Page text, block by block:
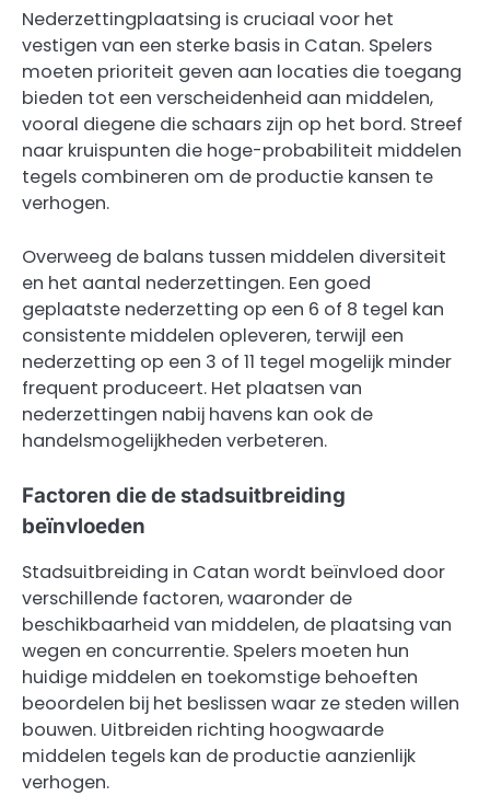
Nederzettingplaatsing is cruciaal voor het
vestigen van een sterke basis in Catan. Spelers
moeten prioriteit geven aan locaties die toegang
bieden tot een verscheidenheid aan middelen,
vooral diegene die schaars zijn op het bord. Streef
naar kruispunten die hoge-probabiliteit middelen
tegels combineren om de productie kansen te
verhogen.
Overweeg de balans tussen middelen diversiteit
en het aantal nederzettingen. Een goed
geplaatste nederzetting op een 6 of 8 tegel kan
consistente middelen opleveren, terwijl een
nederzetting op een 3 of 11 tegel mogelijk minder
frequent produceert. Het plaatsen van
nederzettingen nabij havens kan ook de
handelsmogelijkheden verbeteren.
Factoren die de stadsuitbreiding
beïnvloeden
Stadsuitbreiding in Catan wordt beïnvloed door
verschillende factoren, waaronder de
beschikbaarheid van middelen, de plaatsing van
wegen en concurrentie. Spelers moeten hun
huidige middelen en toekomstige behoeften
beoordelen bij het beslissen waar ze steden willen
bouwen. Uitbreiden richting hoogwaarde
middelen tegels kan de productie aanzienlijk
verhogen.